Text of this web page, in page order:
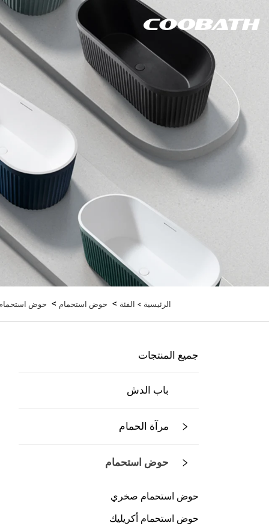
الرئيسية > الفئة > حوض استحمام > حوض
جميع المنتجات
باب الدش
مرآة الحمام
حوض استحمام
حوض استحمام صخري
حوض استحمام أكريليك